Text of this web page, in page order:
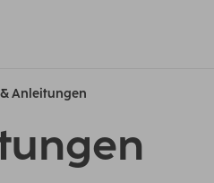
Anleitungen